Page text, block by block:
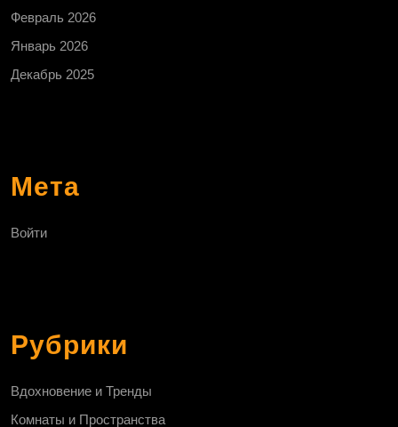
Февраль 2026
Январь 2026
Декабрь 2025
Мета
Войти
Рубрики
Вдохновение и Тренды
Комнаты и Пространства